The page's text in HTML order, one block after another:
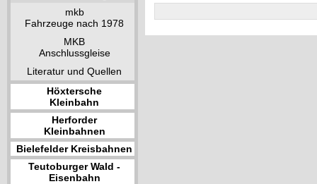
mkb
Fahrzeuge nach 1978
MKB
Anschlussgleise
Literatur und Quellen
Höxtersche
Kleinbahn
Herforder
Kleinbahnen
Bielefelder Kreisbahnen
Teutoburger Wald -
Eisenbahn